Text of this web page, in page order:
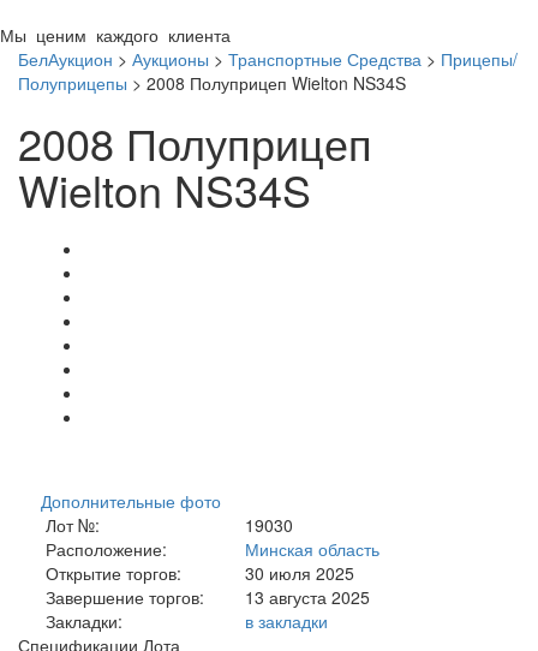
Мы ценим каждого клиента
БелАукцион > Аукционы > Транспортные Средства > Прицепы/
Полуприцепы > 2008 Полуприцеп Wielton NS34S
2008 Полуприцеп
Wielton NS34S
Дополнительные фото
Лот №:
19030
Расположение:
Минская область
Открытие торгов:
30 июля 2025
Завершение торгов:
13 августа 2025
Закладки:
в закладки
Спецификации Лота